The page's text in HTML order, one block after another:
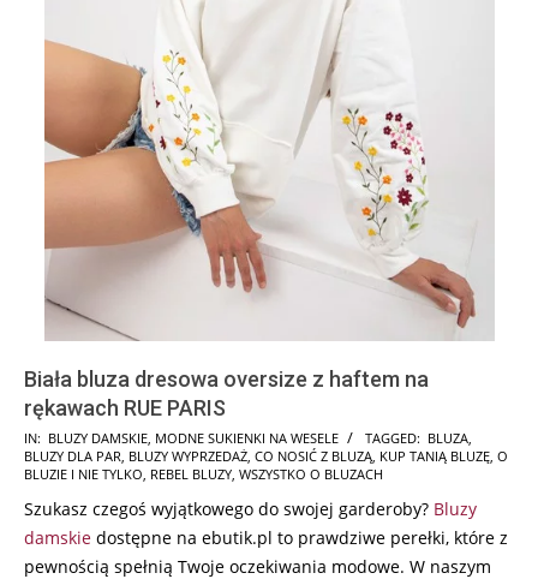
Biała bluza dresowa oversize z haftem na
rękawach RUE PARIS
2024-
07-
IN: BLUZY DAMSKIE MODNE SUKIENKI NA WESELE TAGGED: BLUZA
BLUZY DLA PAR BLUZY WYPRZEDAŻ CO NOSIĆ Z BLUZĄ KUP TANIĄ BLUZĘ O
BLUZIE I NIE TYLKO REBEL BLUZY WSZYSTKO O BLUZACH
Szukasz czegoś wyjątkowego do swojej garderoby? Bluzy
damskie dostępne na ebutik.pl to prawdziwe perełki, które z
pewnością spełnią Twoje oczekiwania modowe. W naszym